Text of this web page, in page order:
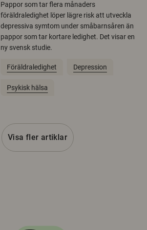
Pappor som tar flera månaders
föräldraledighet löper lägre risk att utveckla
depressiva symtom under småbarnsåren än
pappor som tar kortare ledighet. Det visar en
ny svensk studie.
Föräldraledighet Depression
Psykisk hälsa
Visa fler artiklar